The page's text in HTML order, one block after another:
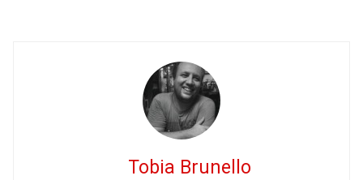
Tobia Brunello